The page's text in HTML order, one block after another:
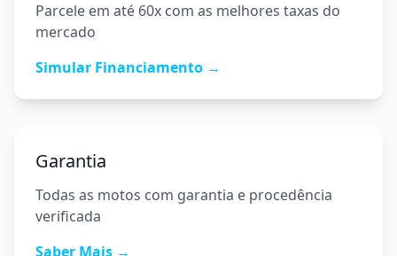
Parcele em até 60x com as melhores taxas do
mercado
Simular Financiamento →
Garantia
Todas as motos com garantia e procedência
verificada
Saber Mais →